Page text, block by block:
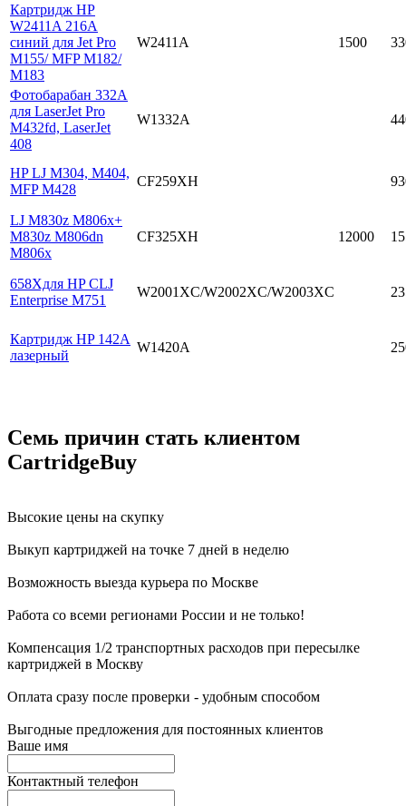
Картридж HP
W2411A 216A
синий для Jet Pro
M155/ MFP M182/
M183
W2411A 1500
Фотобарабан 332A
для LaserJet Pro
M432fd, LaserJet
408
W1332A
HP LJ M304, M404,
MFP M428
CF259XH
LJ M830z M806x+
M830z M806dn
M806x
CF325XH 12000
658Xдля HP CLJ
Enterprise M751
W2001XC/W2002XC/W2003XC
Картридж HP 142A
лазерный
W1420A
Семь причин стать клиентом
CartridgeBuy
Высокие цены на скупку
Выкуп картриджей на точке 7 дней в неделю
Возможность выезда курьера по Москве
Работа со всеми регионами России и не только!
Компенсация 1/2 транспортных расходов при пересылке
картриджей в Москву
Оплата сразу после проверки - удобным способом
Выгодные предложения для постоянных клиентов
Ваше имя
Контактный телефон